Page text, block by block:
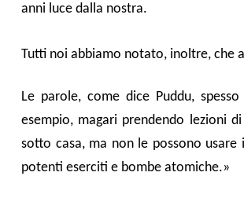
anni luce dalla nostra.
Tutti noi abbiamo notato, inoltre, che
Le parole, come dice Puddu,
esempio, magari prendendo lezioni
sotto casa, ma non le possono
potenti eserciti e bombe atomiche.»